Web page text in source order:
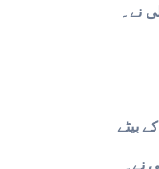
نے۔
نے۔